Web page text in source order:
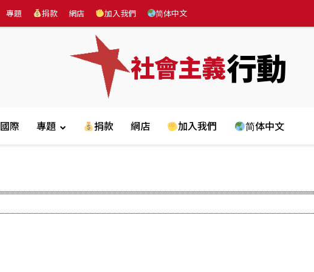
專題 捐款 網店 加入我們 简体中文
社會主義行動
國際 專題 捐款 網店 加入我們 简体中文